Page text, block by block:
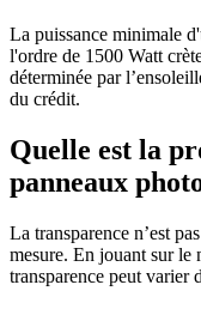
La puissance minimale
l'ordre de 1500 Watt
déterminée par
du crédit.
Quelle est la
panneaux
La transparence n’est
mesure. En jouant sur le
transparence peut varier